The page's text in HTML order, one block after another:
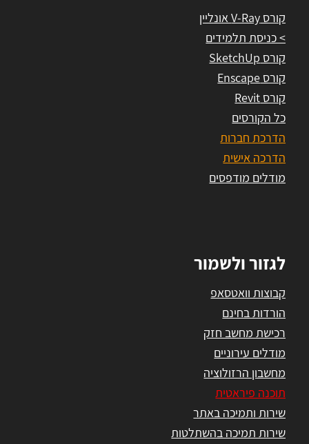
קורס V-Ray אונליין
> כניסת תלמידים
קורס SketchUp
קורס Enscape
קורס Revit
כל הקורסים
הדרכת חברות
הדרכה אישית
מודלים מודפסים
לגזור ולשמור
קבוצות וואטסאפ
הורדות בחינם
רכישת מחשב חזק
מודלים עירוניים
מחשבון הרזולוציה
תוכנה פיראטית
שירות ותמיכה באתר
שירות תמיכה בהשתלטות